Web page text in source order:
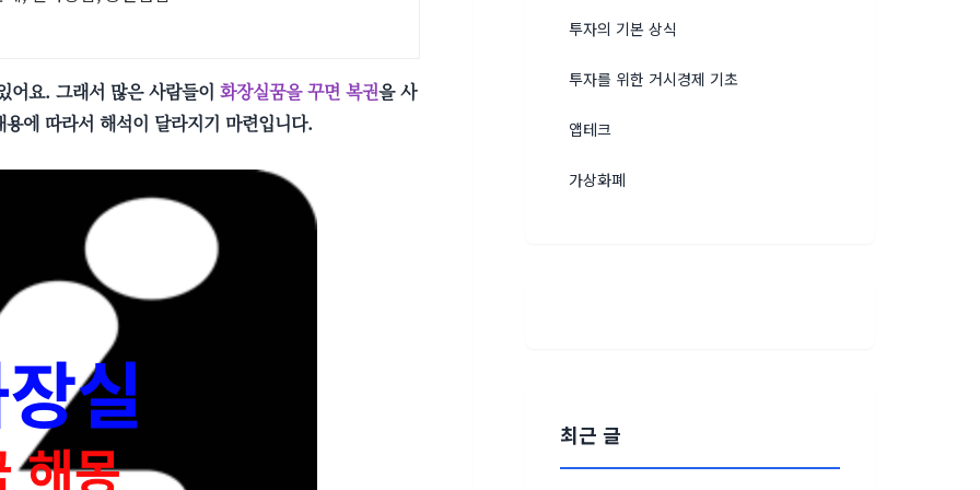
어요. 그래서 많은 사람들이 화장실꿈을 꾸면 복권을 사
에 따라서 해석이 달라지기 마련입니다.
투자의 기본 상식
투자를 위한 거시경제 기초
앱테크
가상화폐
최근 글